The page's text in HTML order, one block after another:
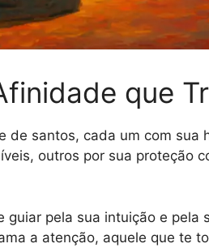
que
santos, cada um com
outros por sua proteção
guiar pela sua intuição e pela
a atenção, aquele que te